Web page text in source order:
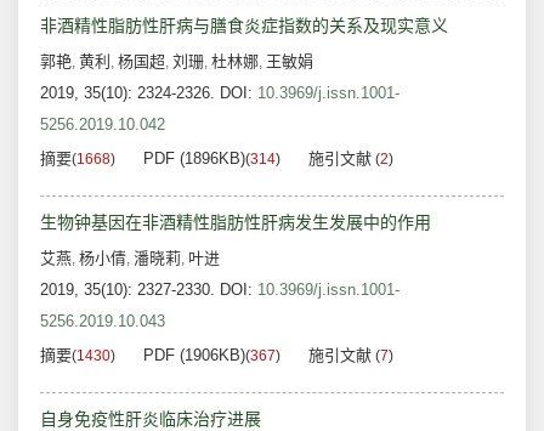
非酒精性脂肪性肝病与膳食炎症指数的关系及现实意义
郭艳, 黄利 , 杨国超, 刘珊, 杜林娜, 王敏娟
2019, 35(10): 2324-2326. DOI: 10.3969/j.issn.1001-
5256.2019.10.042
摘要(1668) PDF (1896KB)(314) 施引文献 (2)
生物钟基因在非酒精性脂肪性肝病发生发展中的作用
艾燕, 杨小倩, 潘晓莉, 叶进
2019, 35(10): 2327-2330. DOI: 10.3969/j.issn.1001-
5256.2019.10.043
摘要(1430) PDF (1906KB)(367) 施引文献 (7)
自身免疫性肝炎临床治疗进展